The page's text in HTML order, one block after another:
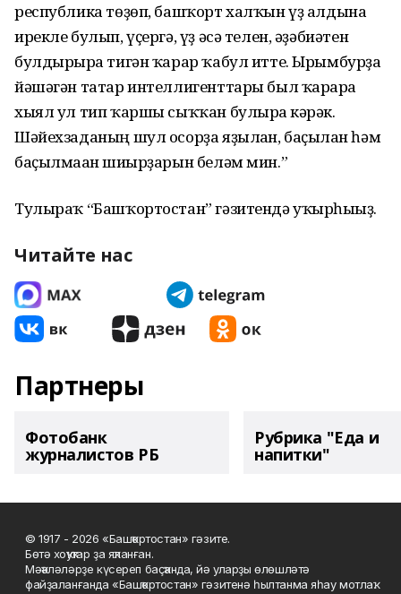
республика төҙөп, башҡорт халҡын үҙ алдына
ирекле булып, үҫергә, үҙ әсә телен, әҙәбиәтен
булдырырға тигән ҡарар ҡабул итте. Ырымбурҙа
йәшәгән татар интеллигенттары был ҡарарға
хыял ул тип ҡаршы сыҡҡан булырға кәрәк.
Шәйехзаданың шул осорҙа яҙылған, баҫылған һәм
баҫылмаған шиғырҙарын беләм мин.”
Тулыраҡ “Башҡортостан” гәзитендә уҡырһығыҙ.
Читайте нас
Партнеры
Фотобанк
журналистов РБ
Рубрика "Еда и
напитки"
© 1917 - 2026 «Башҡортостан» гәзите.
Бөтә хоҡуҡтар ҙа яҡланған.
Мәҡәләләрҙе күсереп баҫҡанда, йә уларҙы өлөшләтә
файҙаланғанда «Башҡортостан» гәзитенә һылтанма яһау мотлаҡ.